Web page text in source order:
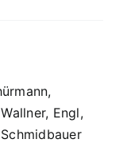
Engl,